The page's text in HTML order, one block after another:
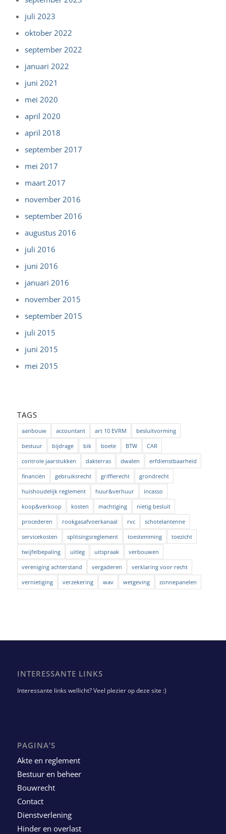
juli 2023
oktober 2022
september 2022
januari 2022
juni 2021
mei 2020
april 2020
april 2018
september 2017
mei 2017
maart 2017
november 2016
september 2016
augustus 2016
juli 2016
juni 2016
januari 2016
november 2015
september 2015
juli 2015
juni 2015
mei 2015
TAGS
aanbouw accountant art 10 EVRM
besluitvorming
bestuur
bijdrage bik boete BTW
CAR
controle jaarstukken
dakterras dwalen
erfdienstbaarheid
financiën
gebruiksrecht griffierecht
grondrecht
huishoudelijk reglement
huur&verhuur
incasso
koop&verkoop
kosten machtiging
nietig besluit
procederen
rookgasafvoerkanaal rvc
schotelantenne
servicekosten
splitsingsreglement toestemming
toezicht
twijfelbepaling
uitleg uitspraak
verbouwen
vereniging achterstand
vergaderen
verklaring voor recht
vernietiging
verzekering wav wetgeving zonnepanelen
INTERESSANTE LINKS
Interessante links wellicht? Veel plezier op deze site :)
PAGINA’S
Akte en reglement
Bestuur en beheer
Bouwrecht
Contact
Dienstverlening
Hinder en overlast